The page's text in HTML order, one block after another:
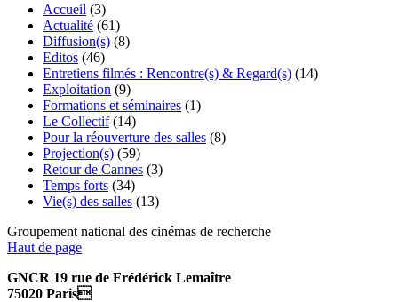
Accueil (3)
Actualité (61)
Diffusion(s) (8)
Editos (46)
Entretiens filmés : Rencontre(s) & Regard(s) (14)
Exploitation (9)
Formations et séminaires (1)
Le Collectif(14)
Pour la réouverture des salles (8)
Projection(s) (59)
Retour de Cannes (3)
Temps forts (34)
Vie(s) des salles (13)
Groupement national des cinémas de recherche
Haut de page
GNCR 19 rue de Frédérick Lemaître
75020 Paris